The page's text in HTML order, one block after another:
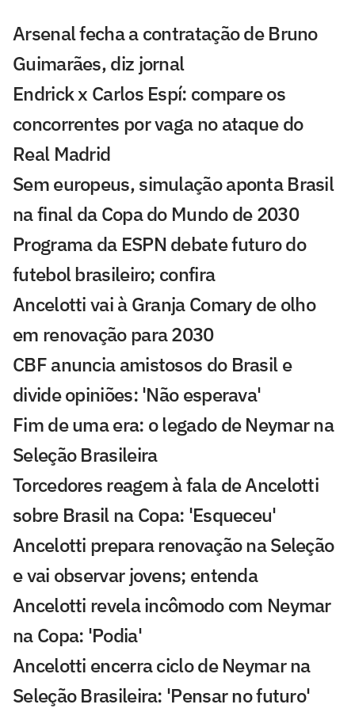
Arsenal fecha a contratação de Bruno
Guimarães, diz jornal
Endrick x Carlos Espí: compare os
concorrentes por vaga no ataque do
Real Madrid
Sem europeus, simulação aponta Brasil
na final da Copa do Mundo de 2030
Programa da ESPN debate futuro do
futebol brasileiro; confira
Ancelotti vai à Granja Comary de olho
em renovação para 2030
CBF anuncia amistosos do Brasil e
divide opiniões: 'Não esperava'
Fim de uma era: o legado de Neymar na
Seleção Brasileira
Torcedores reagem à fala de Ancelotti
sobre Brasil na Copa: 'Esqueceu'
Ancelotti prepara renovação na Seleção
e vai observar jovens; entenda
Ancelotti revela incômodo com Neymar
na Copa: 'Podia'
Ancelotti encerra ciclo de Neymar na
Seleção Brasileira: 'Pensar no futuro'